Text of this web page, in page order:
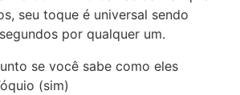
seu toque é universal sendo
por qualquer um.
se você sabe como eles
(sim)